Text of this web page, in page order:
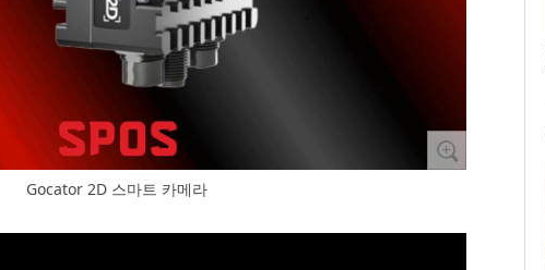
Gocator 2D 스마트 카메라